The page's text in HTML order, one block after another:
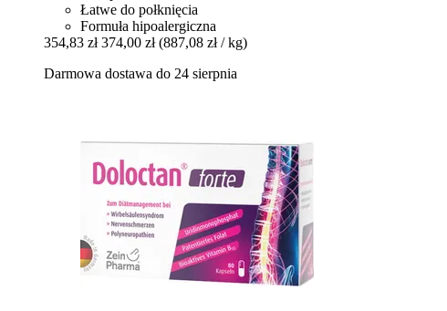
Łatwe do połknięcia
Formuła hipoalergiczna
354,83 zł 374,00 zł (887,08 zł / kg)
Darmowa dostawa do 24 sierpnia